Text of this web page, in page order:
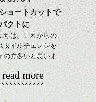
ョートカットで
クトに
ちは、これからの
タイルチェンジを
の方多いと思いま
クトなフォルムが
read more